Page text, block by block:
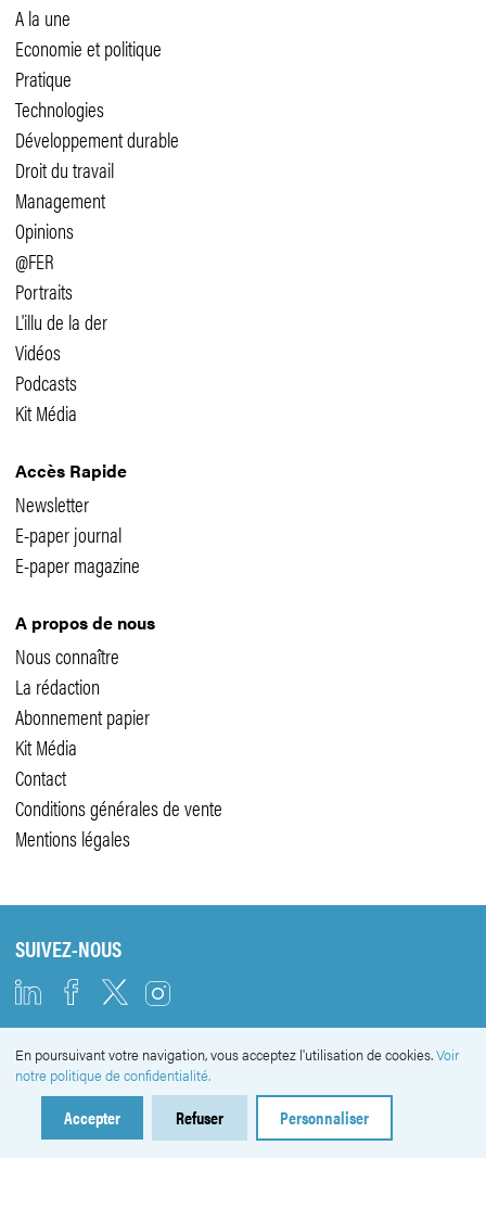
A la une
Economie et politique
Pratique
Technologies
Développement durable
Droit du travail
Management
Opinions
@FER
Portraits
L'illu de la der
Vidéos
Podcasts
Kit Média
Accès Rapide
Newsletter
E-paper journal
E-paper magazine
A propos de nous
Nous connaître
La rédaction
Abonnement papier
Kit Média
Contact
Conditions générales de vente
Mentions légales
SUIVEZ-NOUS
NEWSLETTER
En poursuivant votre navigation, vous acceptez l'utilisation de cookies.Voir
notre politique de confidentialité.
Accepter Refuser Personnaliser